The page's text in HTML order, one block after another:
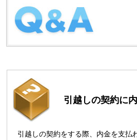
引越しの契約に
引越しの契約をする際、内金を支払